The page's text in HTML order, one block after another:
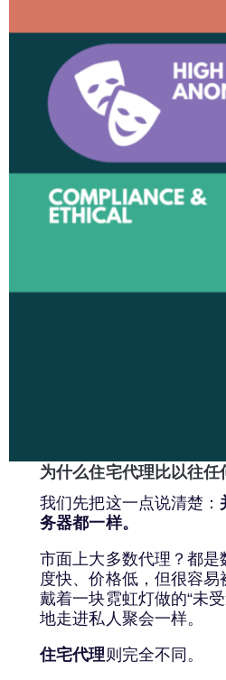
为什么住宅代理比以往
我们先把这一点说清楚：
务器都一样。
市面上大多数代理？都是
度快、价格低，但很容
戴着一块霓虹灯做的“未
地走进私人聚会一样。
住宅代理 则完全不同。